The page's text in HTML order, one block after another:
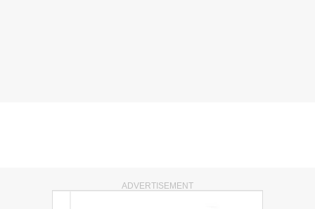
ADVERTISEMENT